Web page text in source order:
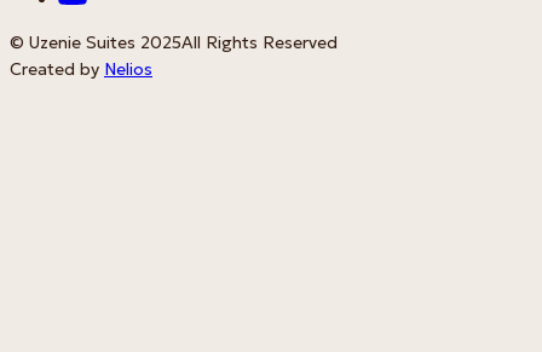
© Uzenie Suites 2025All Rights Reserved
Created by Nelios